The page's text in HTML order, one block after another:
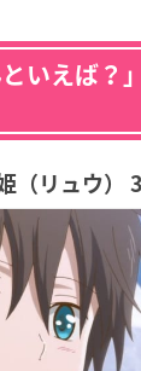
いえば？
（リュウ）